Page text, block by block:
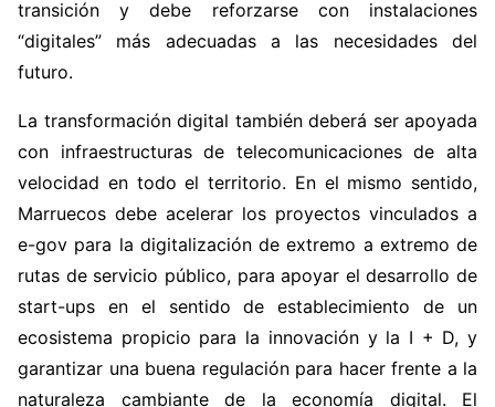
transición y debe reforzarse con instalaciones
“digitales” más adecuadas a las necesidades del
futuro.
La transformación digital también deberá ser apoyada
con infraestructuras de telecomunicaciones de alta
velocidad en todo el territorio. En el mismo sentido,
Marruecos debe acelerar los proyectos vinculados a
e-gov para la digitalización de extremo a extremo de
rutas de servicio público, para apoyar el desarrollo de
start-ups en el sentido de establecimiento de un
ecosistema propicio para la innovación y la I + D, y
garantizar una buena regulación para hacer frente a la
naturaleza cambiante de la economía digital. El